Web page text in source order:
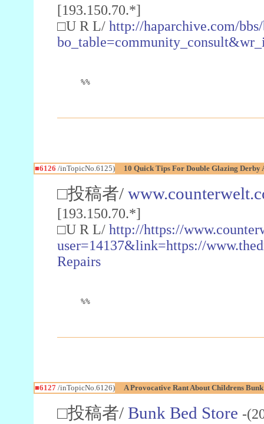
[193.150.70.*]
□U R L/ http://haparchive.com/
%%
■6126 /inTopicNo.6125) 10 Quick Tips For Double Glazing Derby
□投稿者/
[193.150.70.*]
□U R L/ http://https://
user=14137&link=https://
Repairs
%%
■6127/inTopicNo.6126) A Provocative Rant About Childrens
□投稿者/ Bunk Bed Store -